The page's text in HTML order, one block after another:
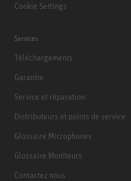
Cookie Settings
Services
Téléchargements
Garantie
Service et réparation
Distributeurs et points de service
Glossaire Microphones
Glossaire Moniteurs
Contactez nous